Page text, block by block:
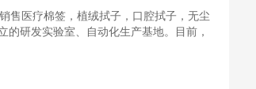
售医疗棉签，植绒拭子，口腔拭子，无尘
研发实验室、自动化生产基地。目前，